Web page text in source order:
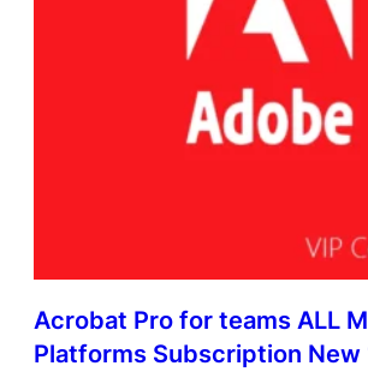
Acrobat Pro for teams ALL
Platforms Subscription New